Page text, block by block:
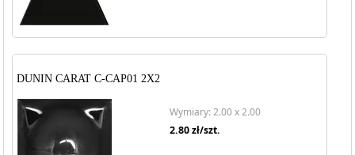
DUNIN CARAT C-CAP01 2X2
Wymiary: 2.00 x 2.00
2.80zł/szt.